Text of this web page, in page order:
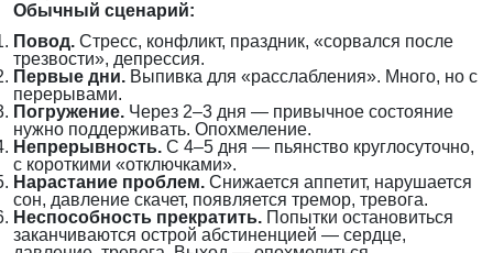
Обычный сценарий:
Повод. Стресс, конфликт, праздник, «сорвался после
трезвости», депрессия.
Первые дни. Выпивка для «расслабления». Много, но с
перерывами.
Погружение. Через 2–3 дня — привычное состояние
нужно поддерживать. Опохмеление.
Непрерывность. С 4–5 дня — пьянство круглосуточно,
с короткими «отключками».
Нарастание проблем. Снижается аппетит, нарушается
сон, давление скачет, появляется тремор, тревога.
Неспособность прекратить. Попытки остановиться
заканчиваются острой абстиненцией — сердце,